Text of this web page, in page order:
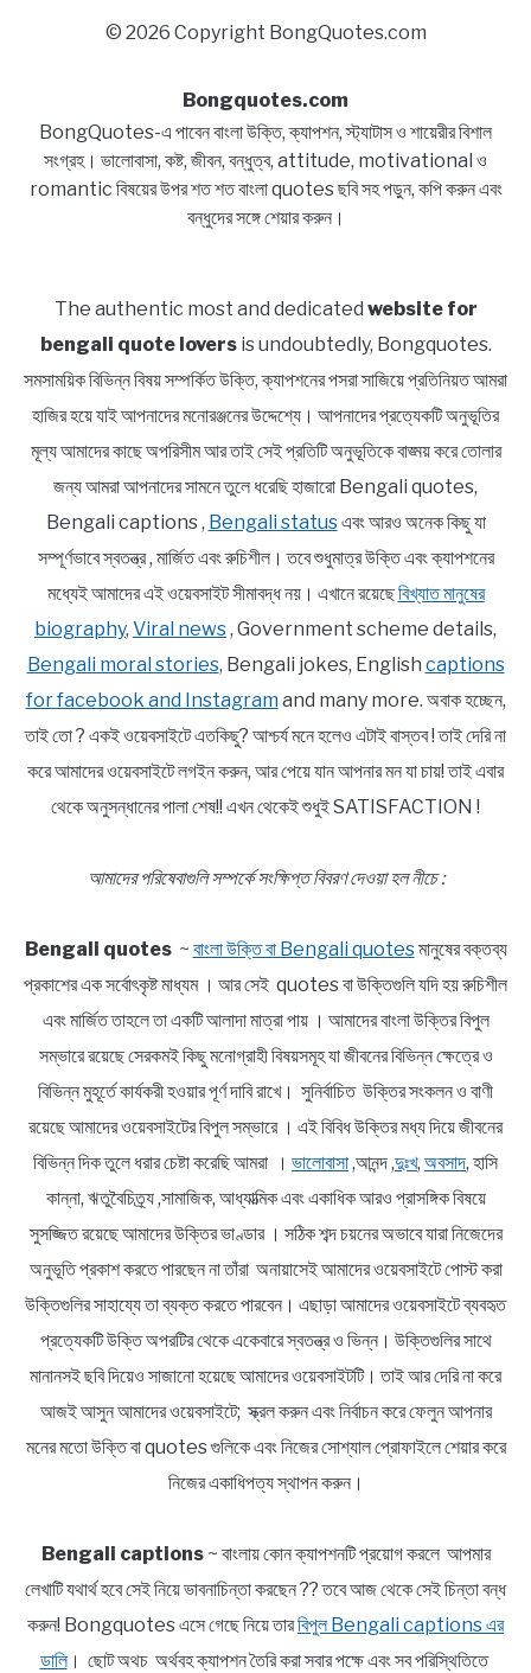
© 2026 Copyright BongQuotes.com
Bongquotes.com
BongQuotes-এ পাবেন বাংলা উক্তি, ক্যাপশন, স্ট্যাটাস ও শায়েরীর বিশাল
সংগ্রহ। ভালোবাসা, কষ্ট, জীবন, বন্ধুত্ব, attitude, motivational ও
romantic বিষয়ের উপর শত শত বাংলা quotes ছবি সহ পড়ুন, কপি করুন এবং
বন্ধুদের সঙ্গে শেয়ার করুন।
The authentic most and dedicated website for
bengali quote loversis undoubtedly, Bongquotes.
সমসাময়িক বিভিন্ন বিষয় সম্পর্কিত উক্তি, ক্যাপশনের পসরা সাজিয়ে প্রতিনিয়ত আমরা
হাজির হয়ে যাই আপনাদের মনোরঞ্জনের উদ্দেশ্যে। আপনাদের প্রত্যেকটি অনুভূতির
মূল্য আমাদের কাছে অপরিসীম আর তাই সেই প্রতিটি অনুভূতিকে বাঙ্ময় করে তোলার
জন্য আমরা আপনাদের সামনে তুলে ধরেছি হাজারো Bengali quotes,
Bengali captions , Bengali statusএবং আরও অনেক কিছু যা
সম্পূর্ণভাবে স্বতন্ত্র , মার্জিত এবং রুচিশীল। তবে শুধুমাত্র উক্তি এবং ক্যাপশনের
মধ্যেই আমাদের এই ওয়েবসাইট সীমাবদ্ধ নয়। এখানে রয়েছেবিখ্যাত মানুষের
biography, Viral news, Government scheme details,
Bengali moral stories, Bengali jokes, English captions
for facebook and Instagram and many more. অবাক হচ্ছেন,
তাই তো ? একই ওয়েবসাইটে এতকিছু? আশ্চর্য মনে হলেও এটাই বাস্তব ! তাই দেরি না
করে আমাদের ওয়েবসাইটে লগইন করুন, আর পেয়ে যান আপনার মন যা চায়! তাই এবার
থেকে অনুসন্ধানের পালা শেষ!! এখন থেকেই শুধুই SATISFACTION !
আমাদের পরিষেবাগুলি সম্পর্কে সংক্ষিপ্ত বিবরণ দেওয়া হল নীচে :
Bengali quotes~ বাংলা উক্তি বা Bengali quotesমানুষের বক্তব্য
প্রকাশের এক সর্বোৎকৃষ্ট মাধ্যম । আর সেই quotes বা উক্তিগুলি যদি হয় রুচিশীল
এবং মার্জিত তাহলে তা একটি আলাদা মাত্রা পায় । আমাদের বাংলা উক্তির বিপুল
সম্ভারে রয়েছে সেরকমই কিছু মনোগ্রাহী বিষয়সমূহ যা জীবনের বিভিন্ন ক্ষেত্রে ও
বিভিন্ন মুহূর্তে কার্যকরী হওয়ার পূর্ণ দাবি রাখে। সুনির্বাচিত উক্তির সংকলন ও বাণী
রয়েছে আমাদের ওয়েবসাইটের বিপুল সম্ভারে । এই বিবিধ উক্তির মধ্য দিয়ে জীবনের
বিভিন্ন দিক তুলে ধরার চেষ্টা করেছি আমরা । ভালোবাসা,আনন্দ ,দুঃখ, অবসাদ, হাসি
কান্না, ঋতুবৈচিত্র্য ,সামাজিক, আধ্যাত্মিক এবং একাধিক আরও প্রাসঙ্গিক বিষয়ে
সুসজ্জিত রয়েছে আমাদের উক্তির ভাণ্ডার । সঠিক শব্দ চয়নের অভাবে যারা নিজেদের
অনুভূতি প্রকাশ করতে পারছেন না তাঁরা অনায়াসেই আমাদের ওয়েবসাইটে পোস্ট করা
উক্তিগুলির সাহায্যে তা ব্যক্ত করতে পারবেন। এছাড়া আমাদের ওয়েবসাইটে ব্যবহৃত
প্রত্যেকটি উক্তি অপরটির থেকে একেবারে স্বতন্ত্র ও ভিন্ন। উক্তিগুলির সাথে
মানানসই ছবি দিয়েও সাজানো হয়েছে আমাদের ওয়েবসাইটটি। তাই আর দেরি না করে
আজই আসুন আমাদের ওয়েবসাইটে; স্ক্রল করুন এবং নির্বাচন করে ফেলুন আপনার
মনের মতো উক্তি বা quotes গুলিকে এবং নিজের সোশ্যাল প্রোফাইলে শেয়ার করে
নিজের একাধিপত্য স্থাপন করুন।
Bengali captions~ বাংলায় কোন ক্যাপশনটি প্রয়োগ করলে আপমার
লেখাটি যথার্থ হবে সেই নিয়ে ভাবনাচিন্তা করছেন ?? তবে আজ থেকে সেই চিন্তা বন্ধ
করুন! Bongquotes এসে গেছে নিয়ে তারবিপুল Bengali captions এর
ডালি। ছোট অথচ অর্থবহ ক্যাপশন তৈরি করা সবার পক্ষে এবং সব পরিস্থিতিতে